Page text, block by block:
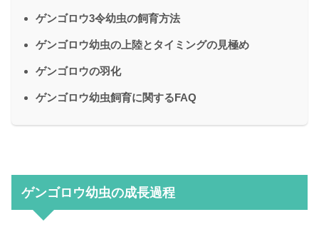
ゲンゴロウ3令幼虫の飼育方法
ゲンゴロウ幼虫の上陸とタイミングの見極め
ゲンゴロウの羽化
ゲンゴロウ幼虫飼育に関するFAQ
ゲンゴロウ幼虫の成長過程